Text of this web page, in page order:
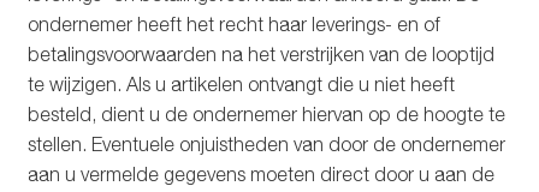
ondernemer heeft het recht haar leverings- en of
betalingsvoorwaarden na het verstrijken van de looptijd
te wijzigen. Als u artikelen ontvangt die u niet heeft
besteld, dient u de ondernemer hiervan op de hoogte te
stellen. Eventuele onjuistheden van door de ondernemer
aan u vermelde gegevens moeten direct door u aan de